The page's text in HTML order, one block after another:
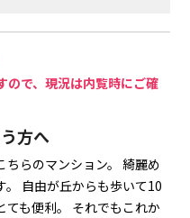
ので、現況は内覧時にご確
方へ
らのマンション。 綺麗め
自由が丘からも歩いて10
も便利。
それでもこれか